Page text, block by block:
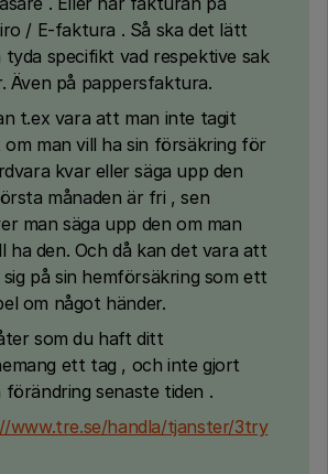
/ E-faktura . Så ska det lätt
tyda specifikt vad respektive sak
Även på pappersfaktura.
t.ex vara att man inte tagit
om man vill ha sin försäkring för
kvar eller säga upp den
månaden är fri , sen
man säga upp den om man
ha den. Och då kan det vara att
på sin hemförsäkring som ett
om något händer.
som du haft ditt
ett tag , och inte gjort
förändring senaste tiden .
www.tre.se/handla/tjanster/3try